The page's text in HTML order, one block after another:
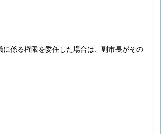
に係る権限を委任した場合は、副市長がその